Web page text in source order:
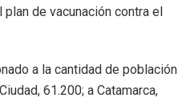
de vacunación contra el
a la cantidad de población
61.200; a Catamarca,